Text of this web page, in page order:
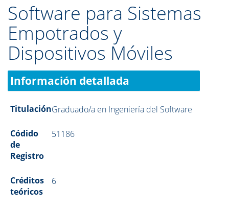
Software para Sistemas
Empotrados y
Dispositivos Móviles
Información detallada
TitulaciónGraduado/a en Ingeniería del Software
Códido
de
Registro
51186
Créditos
teóricos
6